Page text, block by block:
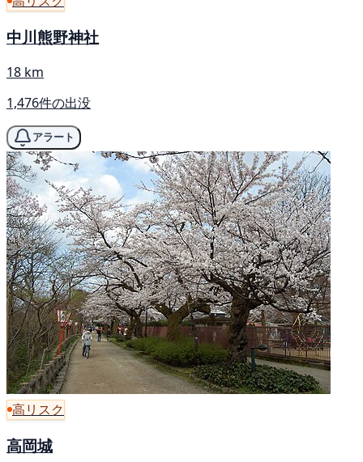
中川熊野神社
18 km
1,476件の出没
アラート
高リスク
高岡城